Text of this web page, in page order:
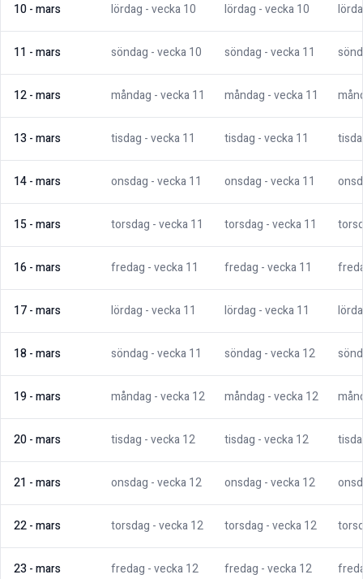
10-mars lördag - vecka10 lördag - vecka10
11 -mars söndag - vecka10 söndag - vecka11
12-mars måndag - vecka11 måndag - vecka11
13 -mars tisdag - vecka11 tisdag - vecka11
14-mars onsdag - vecka11 onsdag - vecka11
15-mars torsdag - vecka11 torsdag - vecka11
16-mars fredag - vecka11 fredag - vecka11
17-mars lördag - vecka11 lördag - vecka11
18-mars söndag - vecka11 söndag - vecka12
19-mars måndag - vecka12 måndag - vecka12
20-mars tisdag - vecka12 tisdag - vecka12
21 -mars onsdag - vecka12 onsdag - vecka12
22-mars torsdag - vecka12 torsdag - vecka12
23 -mars fredag - vecka12 fredag - vecka12